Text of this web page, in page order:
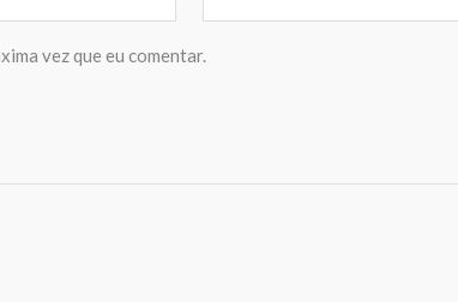
vez que eu comentar.